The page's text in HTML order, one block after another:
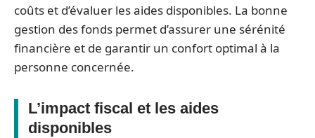
coûts et d’évaluer les aides disponibles. La bonne
gestion des fonds permet d’assurer une sérénité
financière et de garantir un confort optimal à la
personne concernée.
L’impact fiscal et les aides
disponibles